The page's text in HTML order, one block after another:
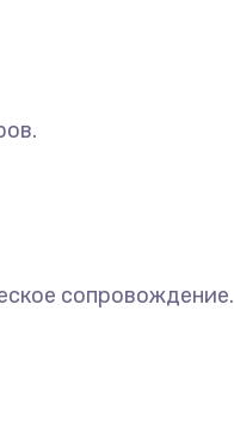
сопровождение.